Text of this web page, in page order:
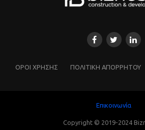
ΌΡΟΙ ΧΡΗΣΗΣ ΠΟΛΙΤΙΚΗ ΑΠΟΡΡΗΤΟΥ
Επικοινωνία
Copyright © 2019-2024